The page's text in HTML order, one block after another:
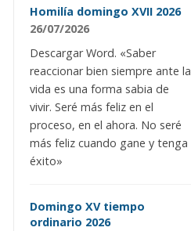
Homilía domingo XVII 2026
26/07/2026
Descargar Word. «Saber
reaccionar bien siempre ante la
vida es una forma sabia de
vivir. Seré más feliz en el
proceso, en el ahora. No seré
más feliz cuando gane y tenga
éxito»
Domingo XV tiempo
ordinario 2026